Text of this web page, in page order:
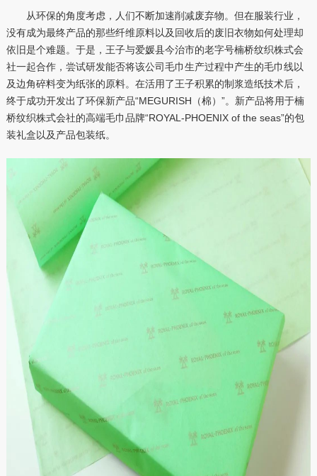
从环保的角度考虑，人们不断加速削减废弃物。但在服装行业，
没有成为最终产品的那些纤维原料以及回收后的废旧衣物如何处理却
依旧是个难题。于是，王子与爱媛县今治市的老字号楠桥纹织株式会
社一起合作，尝试研发能否将该公司毛巾生产过程中产生的毛巾线以
及边角碎料变为纸张的原料。在活用了王子积累的制浆造纸技术后，
终于成功开发出了环保新产品“MEGURISH（棉）”。新产品将用于楠
桥纹织株式会社的高端毛巾品牌“ROYAL-PHOENIX of the seas”的包
装礼盒以及产品包装纸。